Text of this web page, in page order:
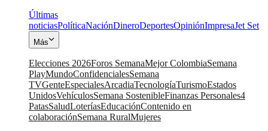
Últimas
noticiasPolíticaNaciónDineroDeportesOpiniónImpresaJet Set
Más
Elecciones 2026Foros SemanaMejor ColombiaSemana
PlayMundoConfidencialesSemana
TVGenteEspecialesArcadiaTecnologíaTurismoEstados
UnidosVehículosSemana SostenibleFinanzas Personales4
PatasSaludLoteríasEducaciónContenido en
colaboraciónSemana RuralMujeres